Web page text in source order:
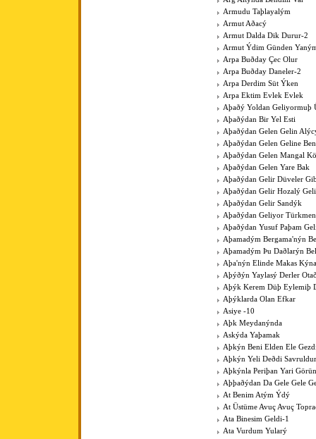
Armudu Taþlayalým
Armut Aðacý
Armut Dalda Dik Durur-2
Armut Ýdim Günden
Arpa Buðday Çec Olur
Arpa Buðday Daneler-2
Arpa Derdim Süt Ýken
Arpa Ektim Evlek Evlek
Aþaðý Yoldan Geliyormuþ
Aþaðýdan Bir Yel Esti
Aþaðýdan Gelen Gelin
Aþaðýdan Gelen Geline
Aþaðýdan Gelen Mangal
Aþaðýdan Gelen Yare Bak
Aþaðýdan Gelir Düveler
Aþaðýdan Gelir Hozalý
Aþaðýdan Gelir Sandýk
Aþaðýdan Geliyor
Aþaðýdan Yusuf Paþam
Aþamadým Bergama'nýn
Aþamadým Þu Daðlarýn
Aþa'nýn Elinde Makas
Aþýðýn Yaylasý Derler
Aþýk Kerem Düþ Eylemiþ
Aþýklarda Olan Efkar
Asiye -10
Aþk Meydanýnda
Askýda Yaþamak
Aþkýn Beni Elden Ele
Aþkýn Yeli Deðdi
Aþkýnla Periþan Yari
Aþþaðýdan Da Gele Gele
At Benim Atým Ýdý
At Üstüme Avuç Avuç
Ata Binesim Geldi-1
Ata Vurdum Yularý